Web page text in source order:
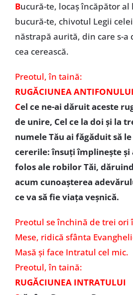
Bucură-te, locaș încăpător al
bucură-te, chivotul Legii
năstrapă aurită, din care s-
cea cerească.
Preotul, în taină:
RUGĂCIUNEA
Cel ce ne-ai dăruit aceste
de unire, Cel ce la doi şi la
numele Tău ai făgăduit să
cererile: însuţi împlineşte şi
folos ale robilor Tăi,
acum cunoaşterea
ce va să fie viaţa veşnică.
Preotul se închină de trei
Mese, ridică sfânta
Masă și face Intratul cel mic.
Preotul, în taină:
RUGĂCIUNEA INTRATULUI